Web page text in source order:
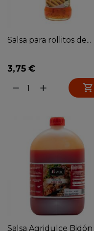
Salsa para rollitos de...
3,75 €
remove add 
Salsa Agridulce Bidón